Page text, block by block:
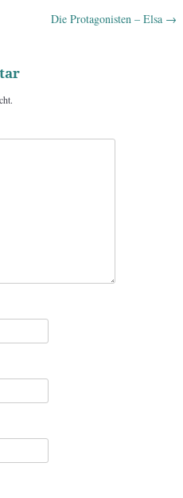
Die Protagonisten – Elsa →